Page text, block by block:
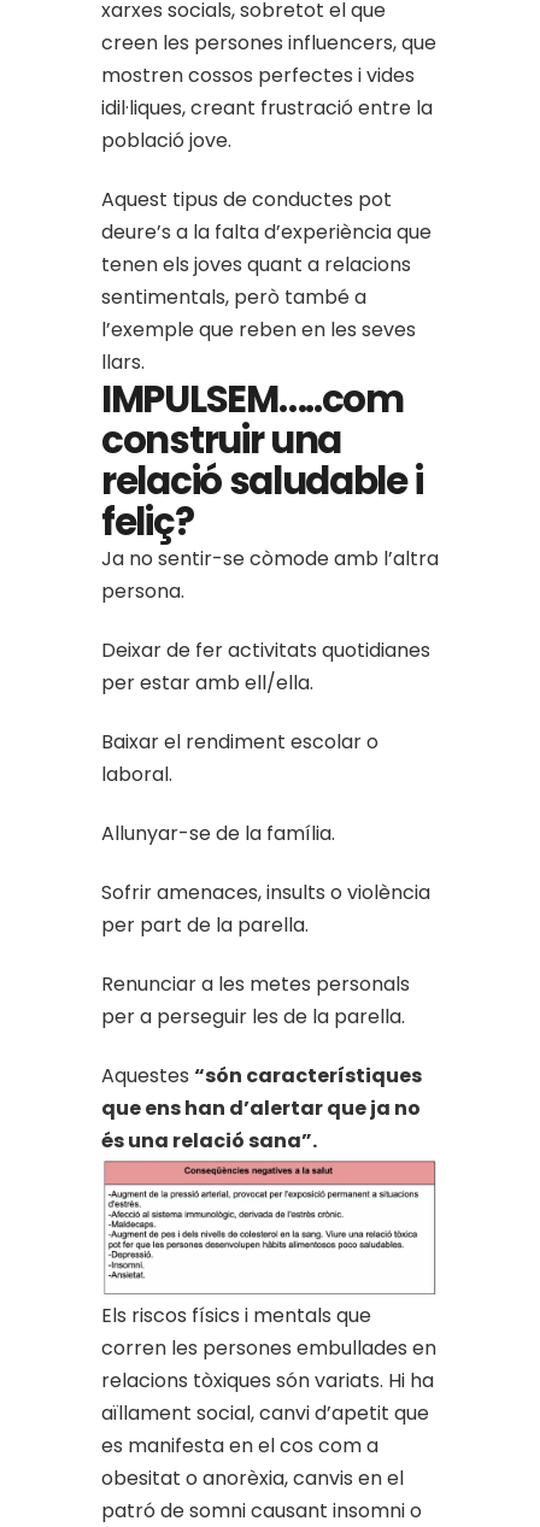
xarxes socials, sobretot el que
creen les persones influencers, que
mostren cossos perfectes i vides
idil·liques, creant frustració entre la
població jove.
Aquest tipus de conductes pot
deure’s a la falta d’experiència que
tenen els joves quant a relacions
sentimentals, però també a
l’exemple que reben en les seves
llars.
IMPULSEM…..com
construir una
relació saludable i
feliç?
Ja no sentir-se còmode amb l’altra
persona.
Deixar de fer activitats quotidianes
per estar amb ell/ella.
Baixar el rendiment escolar o
laboral.
Allunyar-se de la família.
Sofrir amenaces, insults o violència
per part de la parella.
Renunciar a les metes personals
per a perseguir les de la parella.
Aquestes “són característiques
que ens han d’alertar que ja no
és una relació sana”.
Els riscos físics i mentals que
corren les persones embullades en
relacions tòxiques són variats. Hi ha
aïllament social, canvi d’apetit que
es manifesta en el cos com a
obesitat o anorèxia, canvis en el
patró de somni causant insomni o